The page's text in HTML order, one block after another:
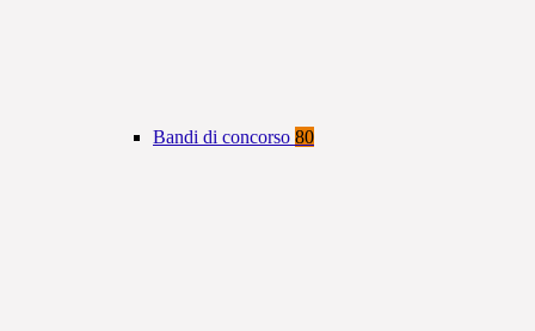
Bandi di concorso 80